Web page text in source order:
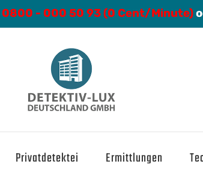
0800 - 000 50 93 (0 Cent/Minute)
Privatdetektei Ermittlungen